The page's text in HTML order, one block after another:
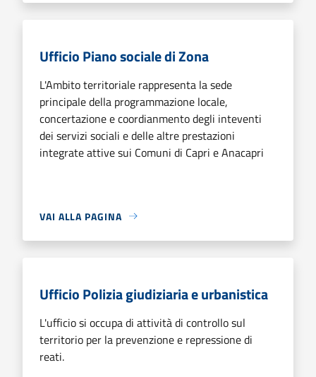
Ufficio Piano sociale di Zona
L'Ambito territoriale rappresenta la sede
principale della programmazione locale,
concertazione e coordianmento degli inteventi
dei servizi sociali e delle altre prestazioni
integrate attive sui Comuni di Capri e Anacapri
VAI ALLA PAGINA
Ufficio Polizia giudiziaria e urbanistica
L'ufficio si occupa di attività di controllo sul
territorio per la prevenzione e repressione di
reati.